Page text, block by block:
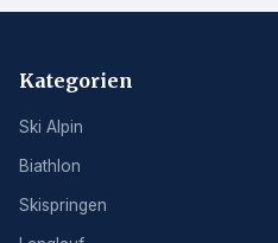
Kategorien
Ski Alpin
Biathlon
Skispringen